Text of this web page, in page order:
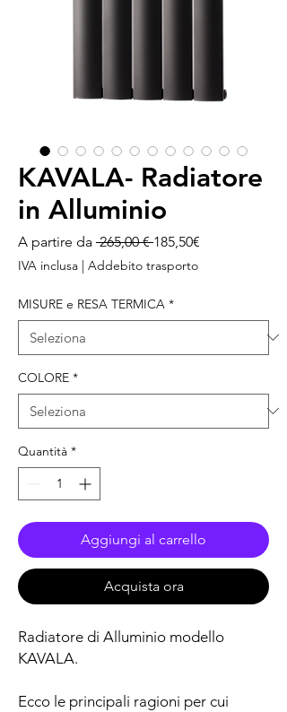
KAVALA- Radiatore
in Alluminio
A partire da 265,00 € Prezzo
185,50€
IVA inclusa | Addebito trasporto
MISURE e RESA TERMICA *
COLORE *
Quantità *
Aggiungi al carrello
Acquista ora
Radiatore di Alluminio modello
KAVALA.
Ecco le principali ragioni per cui